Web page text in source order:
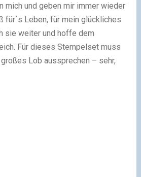
mich und geben mir immer wieder
für´s Leben, für mein glückliches
sie weiter und hoffe dem
Für dieses Stempelset muss
großes Lob aussprechen – sehr,